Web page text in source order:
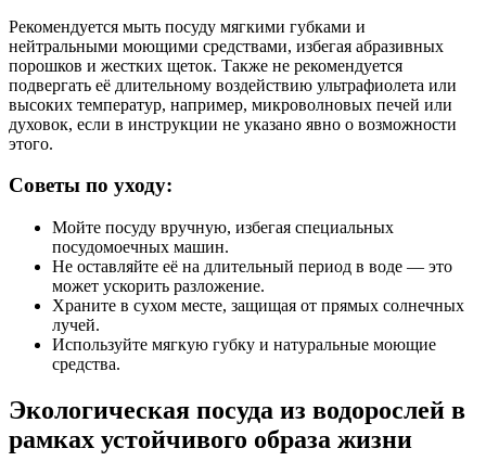
Рекомендуется мыть посуду мягкими губками и
нейтральными моющими средствами, избегая абразивных
порошков и жестких щеток. Также не рекомендуется
подвергать её длительному воздействию ультрафиолета или
высоких температур, например, микроволновых печей или
духовок, если в инструкции не указано явно о возможности
этого.
Советы по уходу:
Мойте посуду вручную, избегая специальных
посудомоечных машин.
Не оставляйте её на длительный период в воде — это
может ускорить разложение.
Храните в сухом месте, защищая от прямых солнечных
лучей.
Используйте мягкую губку и натуральные моющие
средства.
Экологическая посуда из водорослей в
рамках устойчивого образа жизни